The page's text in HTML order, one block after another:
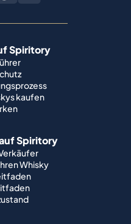
Spiritory
kaufen
Spiritory
Whisky